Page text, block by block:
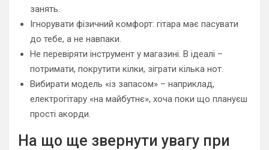
занять.
Ігнорувати фізичний комфорт: гітара має пасувати
до тебе, а не навпаки.
Не перевіряти інструмент у магазині. В ідеалі –
потримати, покрутити кілки, зіграти кілька нот.
Вибирати модель «із запасом» – наприклад,
електрогітару «на майбутнє», хоча поки що плануєш
прості акорди.
На що ще звернути увагу при